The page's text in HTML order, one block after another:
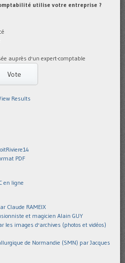
utilise votre entreprise ?
auprès d'un expert-comptable
Results
PDF
en ligne
Claude RAMEIX
et magicien Alain GUY
les images d'archives (photos et vidéos)
de Normandie (SMN) par Jacques